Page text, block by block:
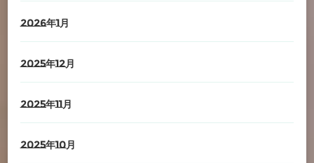
2026年1月
2025年12月
2025年11月
2025年10月